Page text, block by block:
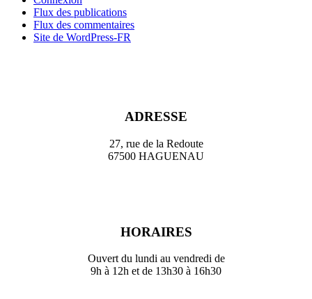
Flux des publications
Flux des commentaires
Site de WordPress-FR
ADRESSE
27, rue de la Redoute
67500 HAGUENAU
HORAIRES
Ouvert du lundi au vendredi de
9h à 12h et de 13h30 à 16h30